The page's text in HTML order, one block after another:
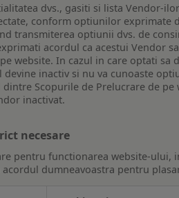
dvs., gasiti si lista Vendor-
conform optiunilor
transmiterea optiunii dvs. de
acordul ca acestui Vendor
website. In cazul in care optati
inactiv si nu va cunoaste
Scopurile de Prelucrare de
inactivat.
necesare
pentru functionarea website-
dumneavoastra pentru